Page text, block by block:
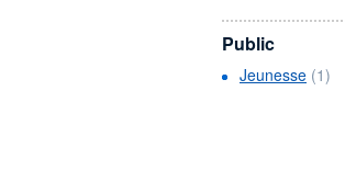
Public
Jeunesse (1)